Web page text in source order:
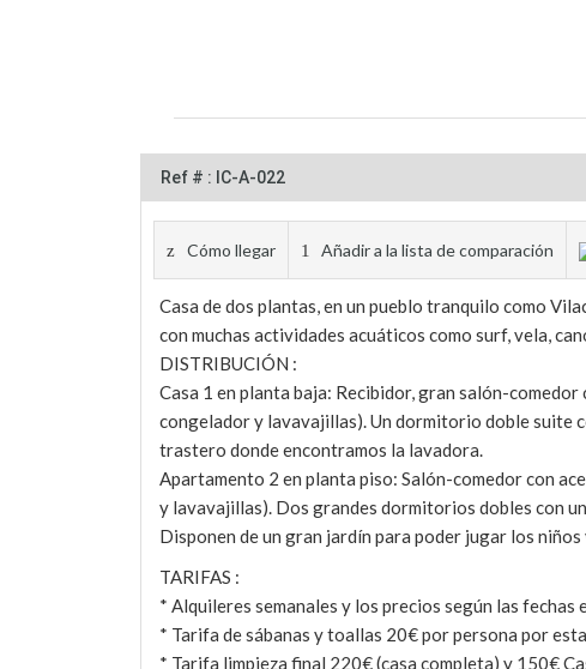
Ref # : IC-A-022
Cómo llegar Añadir a la lista de comparación
Casa de dos plantas, en un pueblo tranquilo como
con muchas actividades acuáticos como surf, vela,
DISTRIBUCIÓN :
Casa 1 en planta baja: Recibidor, gran salón-
congelador y lavavajillas). Un dormitorio doble suite
trastero donde encontramos la lavadora.
Apartamento 2 en planta piso: Salón-comedor con
y lavavajillas). Dos grandes dormitorios dobles con
Disponen de un gran jardín para poder jugar los
TARIFAS :
* Alquileres semanales y los precios según las fechas
* Tarifa de sábanas y toallas 20€ por persona por
* Tarifa limpieza final 220€ (casa completa) y 150€